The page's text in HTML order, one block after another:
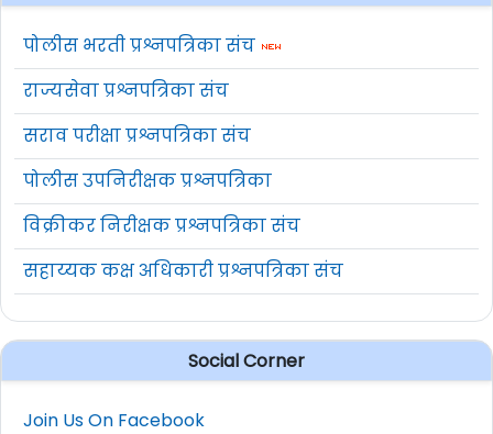
पोलीस भरती प्रश्नपत्रिका संच
राज्यसेवा प्रश्नपत्रिका संच
सराव परीक्षा प्रश्नपत्रिका संच
पोलीस उपनिरीक्षक प्रश्नपत्रिका
विक्रीकर निरीक्षक प्रश्नपत्रिका संच
सहाय्यक कक्ष अधिकारी प्रश्नपत्रिका संच
Social Corner
Join Us On Facebook